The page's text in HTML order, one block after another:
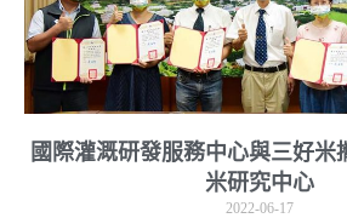
國際灌溉研發服務中心與三好米
米研究中心
2022-06-17